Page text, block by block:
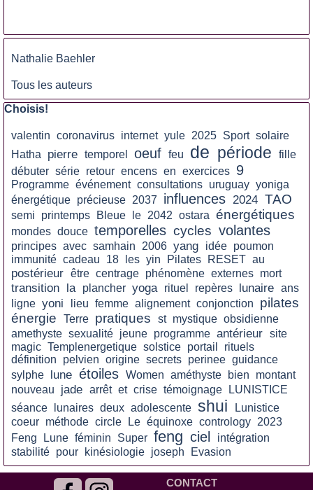
Nathalie Baehler
Tous les auteurs
Sauter le bloc Choisis!
Choisis!
valentin coronavirus internet yule 2025 Sport solaire
Hatha
pierre temporel oeuf feu de période
fille
débuter série retour encens en exercices 9
Programme événement consultations uruguay yoniga
énergétique précieuse 2037 influences 2024 TAO
semi printemps Bleue le 2042 ostara énergétiques
mondes douce temporelles cycles volantes
principes avec samhain 2006 yang idée poumon
immunité cadeau 18 les yin Pilates RESET au
postérieur être centrage phénomène externes mort
transition la plancher yoga rituel repères lunaire ans
ligne yoni lieu femme alignement conjonction
pilates
énergie
Terre pratiques st mystique obsidienne
amethyste sexualité jeune programme antérieur site
magic Templenergetique solstice portail
rituels
définition
pelvien origine secrets perinee guidance
sylphe lune étoiles Women améthyste bien
montant
nouveau
jade arrêt et crise témoignage
LUNISTICE
séance
lunaires deux adolescente shui
Lunistice
coeur méthode circle Le équinoxe contrology 2023
Feng
Lune féminin Super feng ciel
intégration
stabilité pour kinésiologie joseph Evasion
CONTACT